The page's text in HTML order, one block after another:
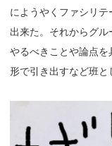
にようやくファシリ
出来た。それからグル
やるべきことや論点
形で引き出すなど班と